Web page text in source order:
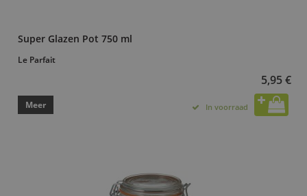
Super Glazen Pot 750 ml
Le Parfait
5,95 €
Meer In voorraad